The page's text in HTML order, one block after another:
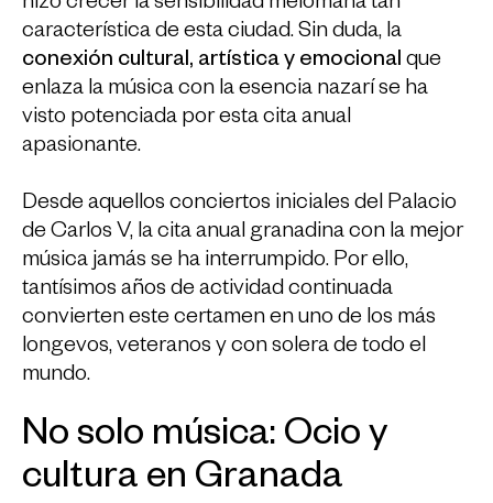
característica de esta ciudad. Sin duda, la
conexión cultural, artística y emocional que
enlaza la música con la esencia nazarí se ha
visto potenciada por esta cita anual
apasionante.
Desde aquellos conciertos iniciales del Palacio
de Carlos V, la cita anual granadina con la mejor
música jamás se ha interrumpido. Por ello,
tantísimos años de actividad continuada
convierten este certamen en uno de los más
longevos, veteranos y con solera de todo el
mundo.
No solo música: Ocio y
cultura en Granada